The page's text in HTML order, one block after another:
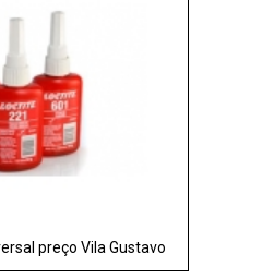
preço Vila Gustavo